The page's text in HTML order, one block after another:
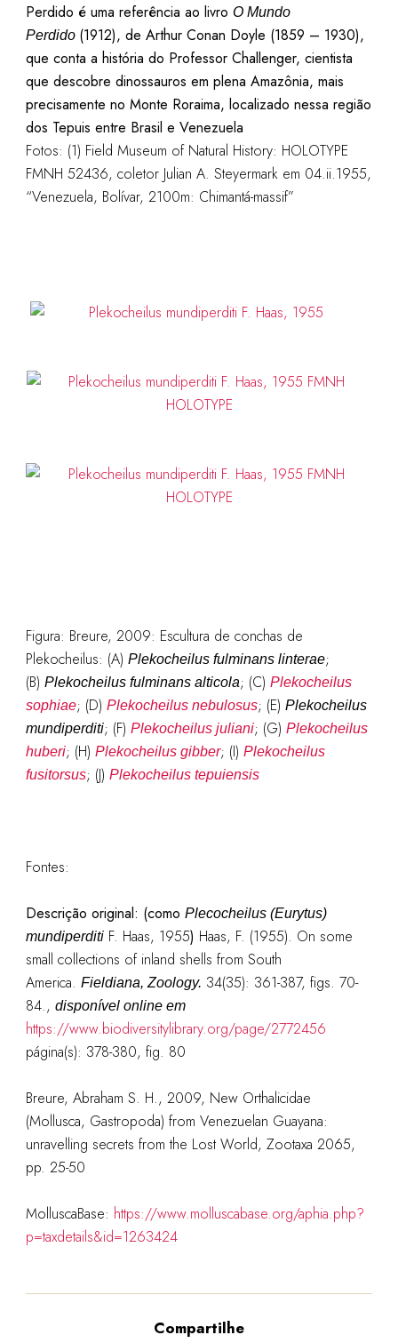
Perdido é uma referência ao livro O Mundo
Perdido (1912), de Arthur Conan Doyle (1859 – 1930),
que conta a história do Professor Challenger, cientista
que descobre dinossauros em plena Amazônia, mais
precisamente no Monte Roraima, localizado nessa região
dos Tepuis entre Brasil e Venezuela
Fotos: (1) Field Museum of Natural History: HOLOTYPE
FMNH 52436, coletor Julian A. Steyermark em 04.ii.1955,
“Venezuela, Bolívar, 2100m: Chimantá-massif”
Figura: Breure, 2009: Escultura de conchas de
Plekocheilus: (A) Plekocheilus fulminans linterae;
(B) Plekocheilus fulminans alticola; (C) Plekocheilus
sophiae; (D) Plekocheilus nebulosus; (E) Plekocheilus
mundiperditi; (F) Plekocheilus juliani; (G) Plekocheilus
huberi; (H) Plekocheilus gibber; (I) Plekocheilus
fusitorsus; (J) Plekocheilus tepuiensis
Fontes:
Descrição original: (como Plecocheilus (Eurytus)
mundiperditiF. Haas, 1955) Haas, F. (1955). On some
small collections of inland shells from South
America. Fieldiana, Zoology. 34(35): 361-387, figs. 70-
84., disponível online em
https://www.biodiversitylibrary.org/page/2772456
página(s): 378-380, fig. 80
Breure, Abraham S. H., 2009, New Orthalicidae
(Mollusca, Gastropoda) from Venezuelan Guayana:
unravelling secrets from the Lost World, Zootaxa 2065,
pp. 25-50
MolluscaBase: https://www.molluscabase.org/aphia.php?
p=taxdetails&id=1263424
Compartilhe